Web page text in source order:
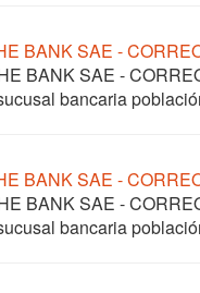
BANK SAE -
BANK SAE -
bancaria
BANK SAE -
BANK SAE -
bancaria